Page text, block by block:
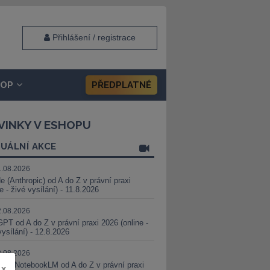
Přihlášení / registrace
PŘEDPLATNÉ
V ESHOPU
AKCE
(Anthropic) od A do Z v právní praxi
- živé vysílání) - 11.8.2026
od A do Z v právní praxi 2026 (online -
- 12.8.2026
a NotebookLM od A do Z v právní praxi